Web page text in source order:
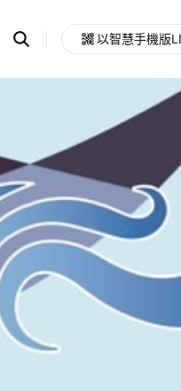
Search
OpenChats
messages
search
以智慧手機版